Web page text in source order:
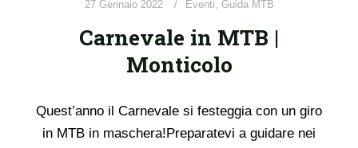
27 Gennaio 2022 Eventi, Guida MTB
Carnevale in MTB |
Monticolo
Quest’anno il Carnevale si festeggia con un giro
in MTB in maschera!Preparatevi a guidare nei